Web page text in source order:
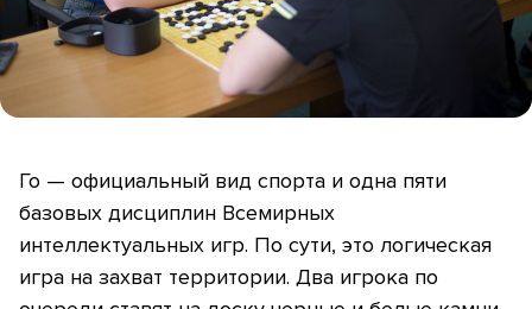
Го — официальный вид спорта и одна пяти
базовых дисциплин Всемирных
интеллектуальных игр. По сути, это логическая
игра на захват территории. Два игрока по